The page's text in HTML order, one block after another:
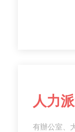
人力
有辦公室、